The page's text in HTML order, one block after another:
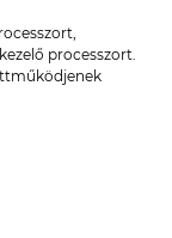
processzort.